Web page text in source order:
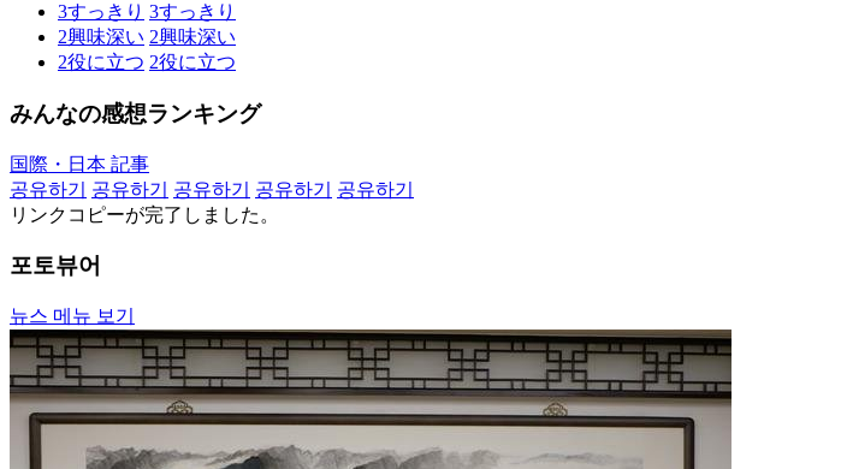
3すっきり 3すっきり
2興味深い 2興味深い
2役に立つ 2役に立つ
みんなの感想ランキング
国際・日本 記事
공유하기
공유하기 공유하기 공유하기
공유하기
リンクコピーが完了しました。
포토뷰어
뉴스 메뉴 보기